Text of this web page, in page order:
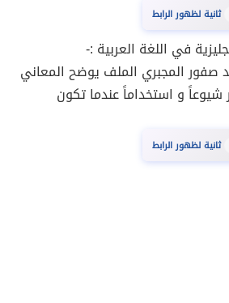
ثانية لظهور الرابط
في اللغة العربية :-
صفور المجبري الملف يوضح المعاني
شيوعاً و استخداماً عندما تكون
ثانية لظهور الرابط